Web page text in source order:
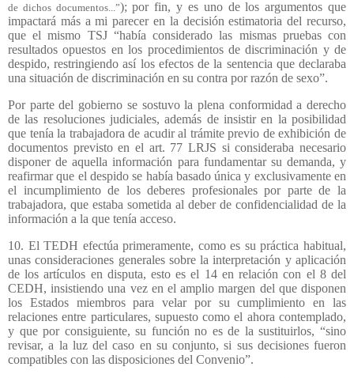
de dichos documentos...”); por fin, y es uno de los argumentos que
impactará más a mi parecer en la decisión estimatoria del recurso,
que el mismo TSJ “había considerado las mismas pruebas con
resultados opuestos en los procedimientos de discriminación y de
despido, restringiendo así los efectos de la sentencia que declaraba
una situación de discriminación en su contra por razón de sexo”.
Por parte del gobierno se sostuvo la plena conformidad a derecho
de las resoluciones judiciales, además de insistir en la posibilidad
que tenía la trabajadora de acudir al trámite previo de exhibición de
documentos previsto en el art. 77 LRJS si consideraba necesario
disponer de aquella información para fundamentar su demanda, y
reafirmar que el despido se había basado única y exclusivamente en
el incumplimiento de los deberes profesionales por parte de la
trabajadora, que estaba sometida al deber de confidencialidad de la
información a la que tenía acceso.
10. El TEDH efectúa primeramente, como es su práctica habitual,
unas consideraciones generales sobre la interpretación y aplicación
de los artículos en disputa, esto es el 14 en relación con el 8 del
CEDH, insistiendo una vez en el amplio margen del que disponen
los Estados miembros para velar por su cumplimiento en las
relaciones entre particulares, supuesto como el ahora contemplado,
y que por consiguiente, su función no es de la sustituirlos, “sino
revisar, a la luz del caso en su conjunto, si sus decisiones fueron
compatibles con las disposiciones del Convenio”.